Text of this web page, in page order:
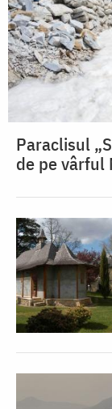
Paraclisul
de pe vârful